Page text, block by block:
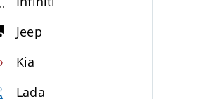
Jeep
Kia
Lada